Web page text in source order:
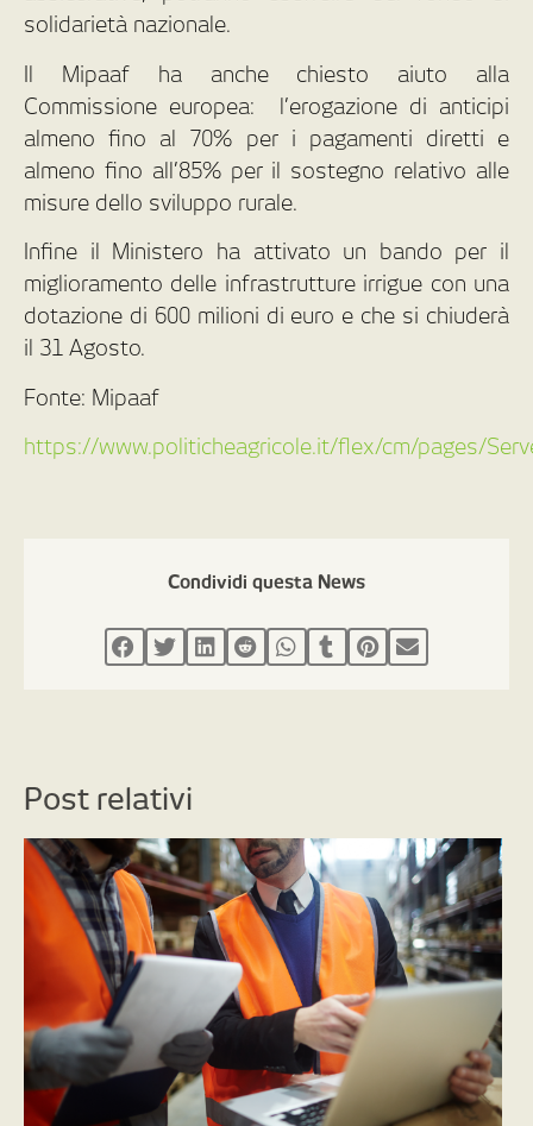
solidarietà nazionale.
Il Mipaaf ha anche chiesto aiuto alla
Commissione europea: l’erogazione di anticipi
almeno fino al 70% per i pagamenti diretti e
almeno fino all’85% per il sostegno relativo alle
misure dello sviluppo rurale.
Infine il Ministero ha attivato un bando per il
miglioramento delle infrastrutture irrigue con una
dotazione di 600 milioni di euro e che si chiuderà
il 31 Agosto.
Fonte: Mipaaf
https://www.politicheagricole.it/flex/cm/pages/
Condividi questa News
Post relativi